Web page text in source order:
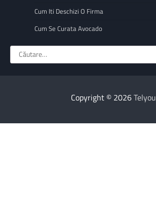
Cum Iti Deschizi O Firma
Cum Se Curata Avocado
Caută
după:
Copyright © 2026Telyou